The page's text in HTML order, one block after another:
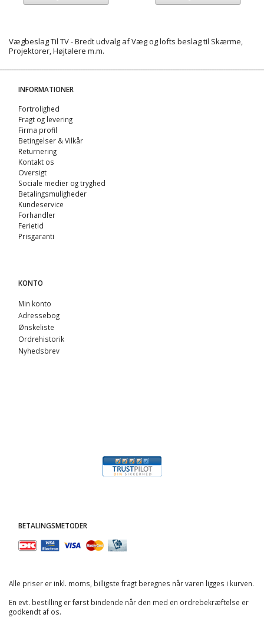
Vægbeslag Til TV - Bredt udvalg af Væg og lofts beslag til Skærme,
Projektorer, Højtalere m.m.
INFORMATIONER
Fortrolighed
Fragt og levering
Firma profil
Betingelser & Vilkår
Returnering
Kontakt os
Oversigt
Sociale medier og tryghed
Betalingsmuligheder
Kundeservice
Forhandler
Ferietid
Prisgaranti
KONTO
Min konto
Adressebog
Ønskeliste
Ordrehistorik
Nyhedsbrev
BETALINGSMETODER
Alle priser er inkl. moms, billigste fragt beregnes når varen ligges i kurven.
En evt. bestilling er først bindende når den med en ordrebekræftelse er
godkendt af os.